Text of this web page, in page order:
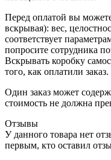
Перед оплатой вы
вскрывая): вес,
соответствует
попросите сотрудника
Вскрывать коробку
того, как оплатили заказ.
Один заказ может
стоимость не должна
Отзывы
У данного товара нет
первым, кто оставил